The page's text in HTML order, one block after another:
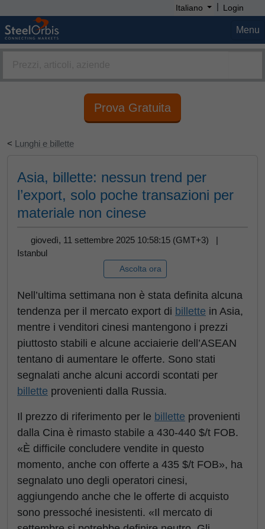
Italiano | Login
Menu
Prova Gratuita
< Lunghi e billette
Asia, billette: nessun trend per
l’export, solo poche transazioni per
materiale non cinese
giovedì, 11 settembre 2025 10:58:15 (GMT+3) |
Istanbul
Ascolta ora
Nell’ultima settimana non è stata definita alcuna
tendenza per il mercato export di billette in Asia,
mentre i venditori cinesi mantengono i prezzi
piuttosto stabili e alcune acciaierie dell’ASEAN
tentano di aumentare le offerte. Sono stati
segnalati anche alcuni accordi scontati per
billette provenienti dalla Russia.
Il prezzo di riferimento per le billette provenienti
dalla Cina è rimasto stabile a 430-440 $/t FOB.
«È difficile concludere vendite in questo
momento, anche con offerte a 435 $/t FOB», ha
segnalato uno degli operatori cinesi,
aggiungendo anche che le offerte di acquisto
sono pressoché inesistenti. «Il mercato di